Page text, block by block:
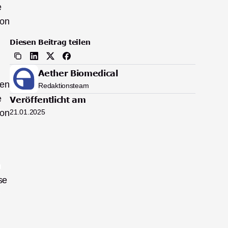
Diesen Beitrag teilen
Aether Biomedical
Redaktionsteam
Veröffentlicht am
21.01.2025